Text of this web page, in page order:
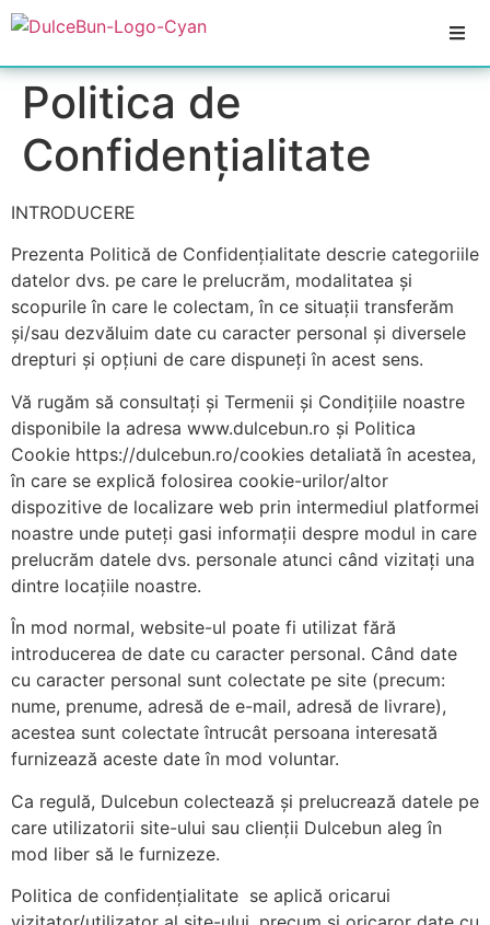
Politica de
Confidențialitate
INTRODUCERE
Prezenta Politică de Confidențialitate descrie categoriile
datelor dvs. pe care le prelucrăm, modalitatea și
scopurile în care le colectam, în ce situații transferăm
și/sau dezvăluim date cu caracter personal și diversele
drepturi și opțiuni de care dispuneți în acest sens.
Vă rugăm să consultați și Termenii și Condițiile noastre
disponibile la adresa www.dulcebun.ro și Politica
Cookie https://dulcebun.ro/cookies detaliată în acestea,
în care se explică folosirea cookie-urilor/altor
dispozitive de localizare web prin intermediul platformei
noastre unde puteți gasi informații despre modul in care
prelucrăm datele dvs. personale atunci când vizitați una
dintre locațiile noastre.
În mod normal, website-ul poate fi utilizat fără
introducerea de date cu caracter personal. Când date
cu caracter personal sunt colectate pe site (precum:
nume, prenume, adresă de e-mail, adresă de livrare),
acestea sunt colectate întrucât persoana interesată
furnizează aceste date în mod voluntar.
Ca regulă, Dulcebun colectează și prelucrează datele pe
care utilizatorii site-ului sau clienții Dulcebun aleg în
mod liber să le furnizeze.
Politica de confidențialitate se aplică oricarui